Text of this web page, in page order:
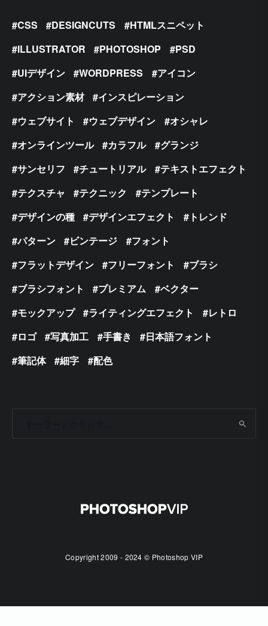
CSS DESIGNCUTS
HTMLスニペット
ILLUSTRATOR
PHOTOSHOP
PSD
UIデザイン
WORDPRESS
アイコン
アクション素材
インスピレーション
ウェブサイト
ウェブデザイン
オシャレ
オンラインツール
カラフル
グランジ
サンセリフ
チュートリアル
テキストエフェクト
テクスチャ
テクニック
テンプレート
デザインの種
デザインエフェクト
トレンド
パターン
ビンテージ
フォント
フラットデザイン
フリーフォント
ブラシ
ブラシフォント
プレミアム
ベクター
モックアップ
ライティングエフェクト
レトロ
ロゴ
写真加工 手書き
日本語フォント
筆記体
細字 配色
Copyright 2009 - 2024 © Photoshop VIP